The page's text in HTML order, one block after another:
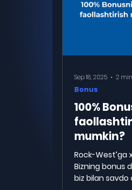
100%
mumkin?
Rock-West’ga
Bizning bonus
biz bilan savdo
Bonus
Sep 18, 2025 2